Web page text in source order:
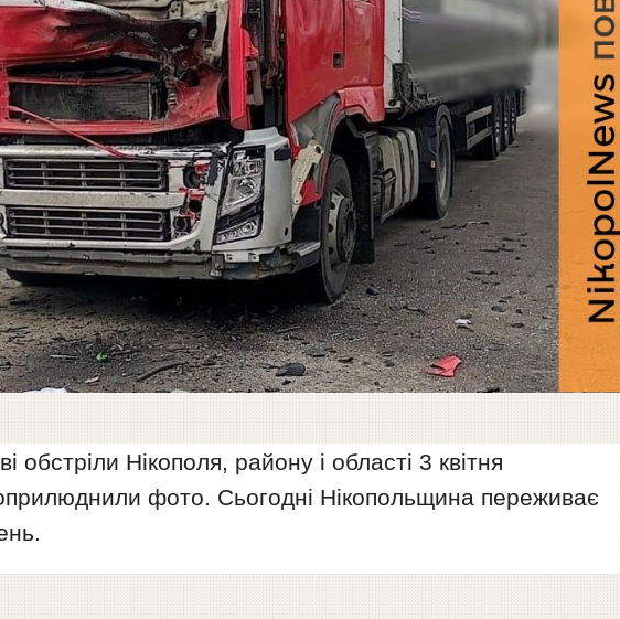
обстріли Нікополя, району і області 3 квітня
оприлюднили фото. Сьогодні Нікопольщина переживає